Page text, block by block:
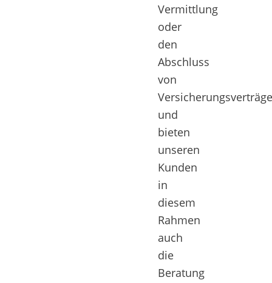
Vermittlung
oder
den
Abschluss
von
und
bieten
unseren
Kunden
in
diesem
Rahmen
auch
die
Beratung